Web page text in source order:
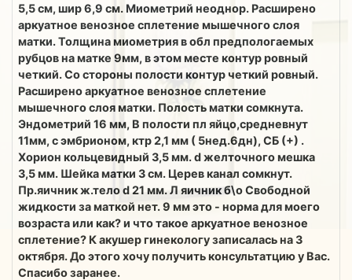
5,5 см, шир 6,9 см. Миометрий неоднор. Расширено
аркуатное венозное сплетение мышечного слоя
матки. Толщина миометрия в обл предпологаемых
рубцов на матке 9мм, в этом месте контур ровный
четкий. Со стороны полости контур четкий ровный.
Расширено аркуатное венозное сплетение
мышечного слоя матки. Полость матки сомкнута.
Эндометрий 16 мм, В полости пл яйцо,средневнут
11мм, с эмбрионом, ктр 2,1 мм ( 5нед.6дн), СБ (+) .
Хорион кольцевидный 3,5 мм. d желточного мешка
3,5 мм. Шейка матки 3 см. Церев канал сомкнут.
Пр.яичник ж.тело d 21 мм. Л яичник б\о Свободной
жидкости за маткой нет. 9 мм это - норма для моего
возраста или как? и что такое аркуатное венозное
сплетение? К акушер гинекологу записалась на 3
октября. До этого хочу получить консультатцию у Вас.
Спасибо заранее.